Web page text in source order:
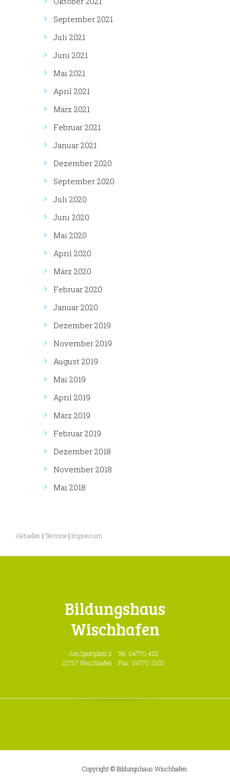
September 2021
Juli 2021
Juni 2021
Mai 2021
April 2021
März 2021
Februar 2021
Januar 2021
Dezember 2020
September 2020
Juli 2020
Juni 2020
Mai 2020
April 2020
März 2020
Februar 2020
Januar 2020
Dezember 2019
November 2019
August 2019
Mai 2019
April 2019
März 2019
Februar 2019
Dezember 2018
November 2018
Mai 2018
Aktuelles | Termine | Impressum
Bildungshaus
Wischhafen
Tel: 04770 425
Fax: 04770 1302
Am Sportplatz 3
21737 Wischhafen
Copyright © Bildungshaus Wischhafen